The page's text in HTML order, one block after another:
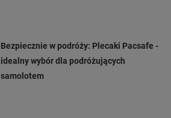
Bezpiecznie w podróży: Plecaki Pacsafe -
idealny wybór dla podróżujących
samolotem